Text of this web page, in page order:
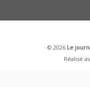
· © 2026 Le
Réalisé